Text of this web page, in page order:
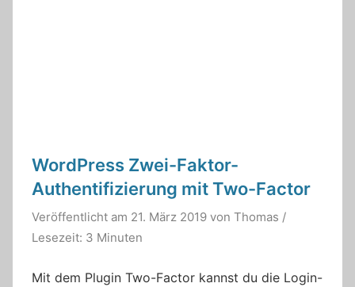
WordPress Zwei-Faktor-
Authentifizierung mit Two-Factor
Veröffentlicht am 21. März 2019 von Thomas /
Lesezeit: 3 Minuten
Mit dem Plugin Two-Factor kannst du die Login-